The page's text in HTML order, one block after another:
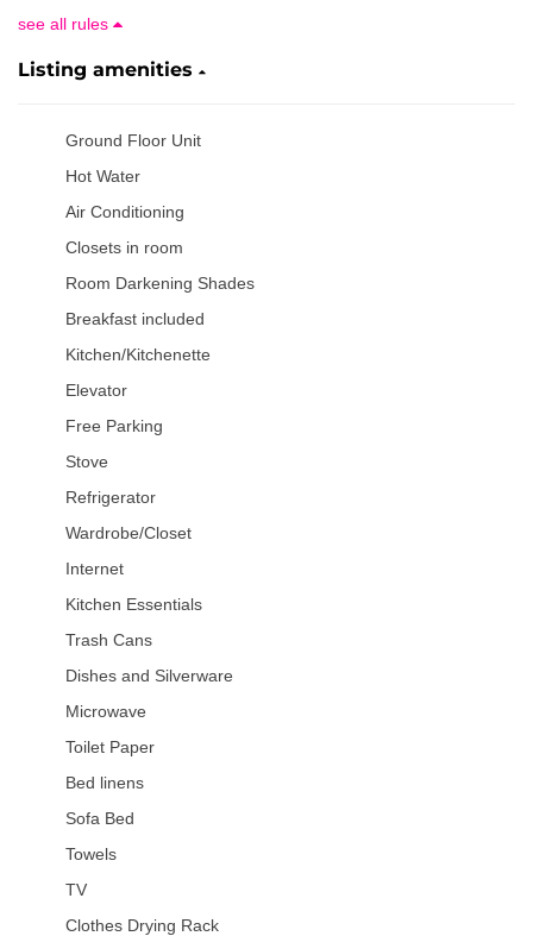
see all rules
Listing amenities
Ground Floor Unit
Hot Water
Air Conditioning
Closets in room
Room Darkening Shades
Breakfast included
Kitchen/Kitchenette
Elevator
Free Parking
Stove
Refrigerator
Wardrobe/Closet
Internet
Kitchen Essentials
Trash Cans
Dishes and Silverware
Microwave
Toilet Paper
Bed linens
Sofa Bed
Towels
TV
Clothes Drying Rack